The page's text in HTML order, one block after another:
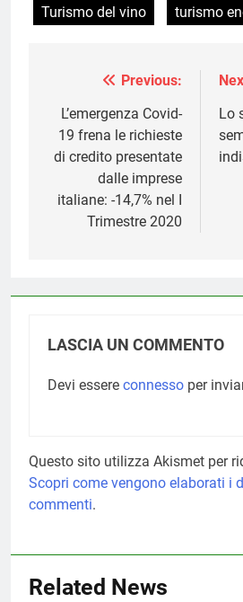
Turismo del vino turismo
Navigazione
articoli
Previous:
L’emergenza Covid-
19 frena le richieste
di credito presentate
dalle imprese
italiane: -14,7% nel I
Trimestre 2020
Lo
LASCIA UN COMMENTO
Devi essere connesso per
Questo sito utilizza Akismet per
Scopri come vengono elaborati i
commenti.
Related News